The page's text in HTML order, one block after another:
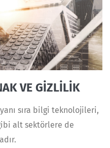
VE GİZLİLİK
sıra bilgi teknolojileri,
alt sektörlere de